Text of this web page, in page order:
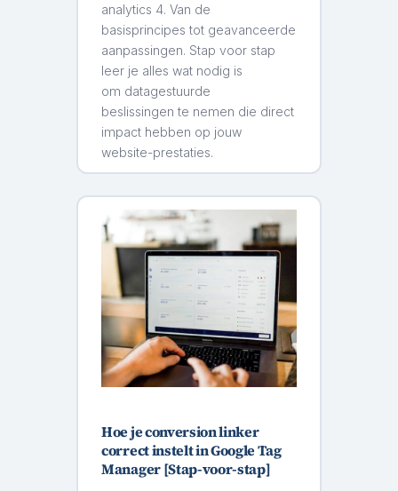
analytics 4. Van de
basisprincipes tot geavanceerde
aanpassingen. Stap voor stap
leer je alles wat nodig is
om datagestuurde
beslissingen te nemen die direct
impact hebben op jouw
website-prestaties.
Hoe je conversion linker
correct instelt in Google Tag
Manager [Stap-voor-stap]